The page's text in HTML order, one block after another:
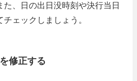
た、日の出日没時刻や決行当日
ェックしましょう。
修正する